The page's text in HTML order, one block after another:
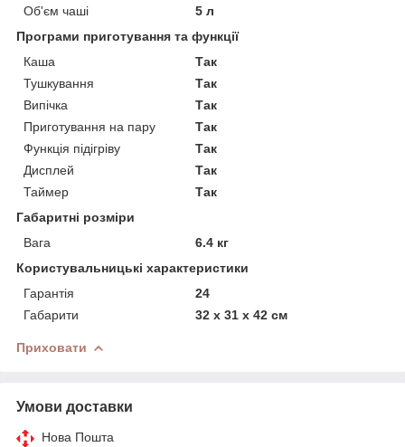
Об'єм чаші
5 л
Програми приготування та функції
Каша
Так
Тушкування
Так
Випічка
Так
Приготування на пару
Так
Функція підігріву
Так
Дисплей
Так
Таймер
Так
Габаритні розміри
Вага
6.4 кг
Користувальницькі характеристики
Гарантія
24
Габарити
32 х 31 х 42 см
Приховати
Умови доставки
Нова Пошта